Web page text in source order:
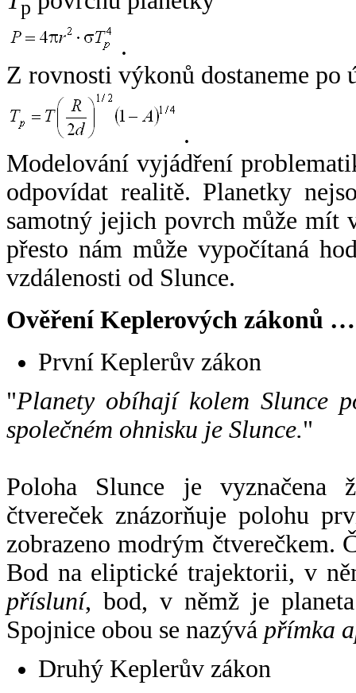
p
.
Z rovnosti výkonů dostaneme po
.
Modelování vyjádření
odpovídat realitě. Planetky
samotný jejich povrch může mít
přesto nám může vypočítaná
vzdálenosti od Slunce.
Ověření Keplerových zákonů …
První Keplerův zákon
"Planety obíhají kolem Slunce
společném ohnisku je Slunce."
Poloha Slunce je vyznačena
čtvereček znázorňuje polohu
zobrazeno modrým čtverečkem.
Bod na eliptické trajektorii, v
přísluní, bod, v němž je
Spojnice obou se nazývá přímka
Druhý Keplerův zákon